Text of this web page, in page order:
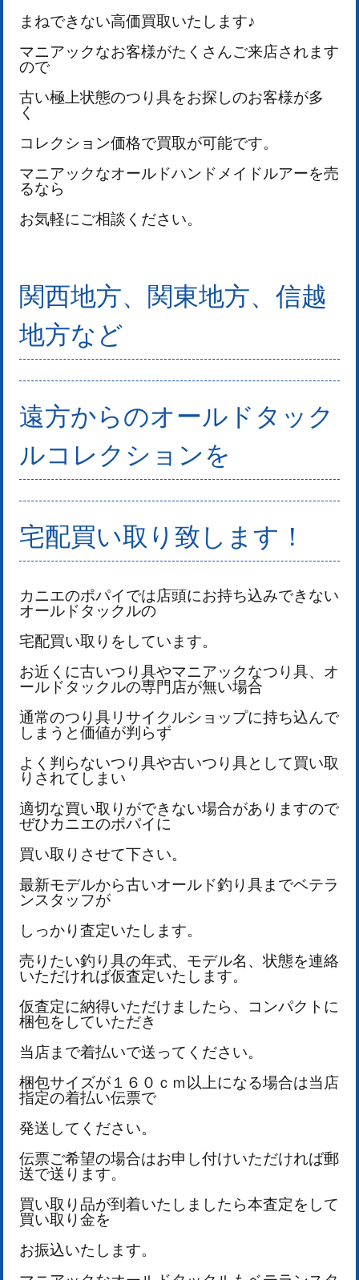
まねできない高価買取いたします♪
マニアックなお客様がたくさんご来店されます
ので
古い極上状態のつり具をお探しのお客様が多
く
コレクション価格で買取が可能です。
マニアックなオールドハンドメイドルアーを売
るなら
お気軽にご相談ください。
関西地方、関東地方、信越
地方など
遠方からのオールドタック
ルコレクションを
宅配買い取り致します！
カニエのポパイでは店頭にお持ち込みできない
オールドタックルの
宅配買い取りをしています。
お近くに古いつり具やマニアックなつり具、オ
ールドタックルの専門店が無い場合
通常のつり具リサイクルショップに持ち込んで
しまうと価値が判らず
よく判らないつり具や古いつり具として買い取
りされてしまい
適切な買い取りができない場合がありますので
ぜひカニエのポパイに
買い取りさせて下さい。
最新モデルから古いオールド釣り具までベテラ
ンスタッフが
しっかり査定いたします。
売りたい釣り具の年式、モデル名、状態を連絡
いただければ仮査定いたします。
仮査定に納得いただけましたら、コンパクトに
梱包をしていただき
当店まで着払いで送ってください。
梱包サイズが１６０ｃｍ以上になる場合は当店
指定の着払い伝票で
発送してください。
伝票ご希望の場合はお申し付けいただければ郵
送で送ります。
買い取り品が到着いたしましたら本査定をして
買い取り金を
お振込いたします。